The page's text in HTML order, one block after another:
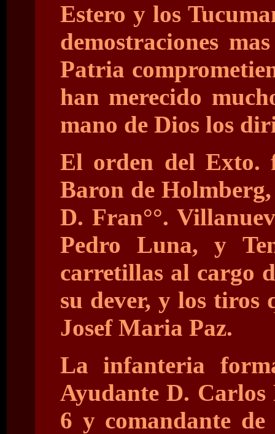
Estero y los
demostraciones
Patria
han merecido
mano de Dios los
El orden del Exto.
Baron de
D. Fran°°.
Pedro Luna, y
carretillas al cargo
su dever, y los tiros
Josef Maria Paz.
La infanteria
Ayudante D.
6 y comandante de